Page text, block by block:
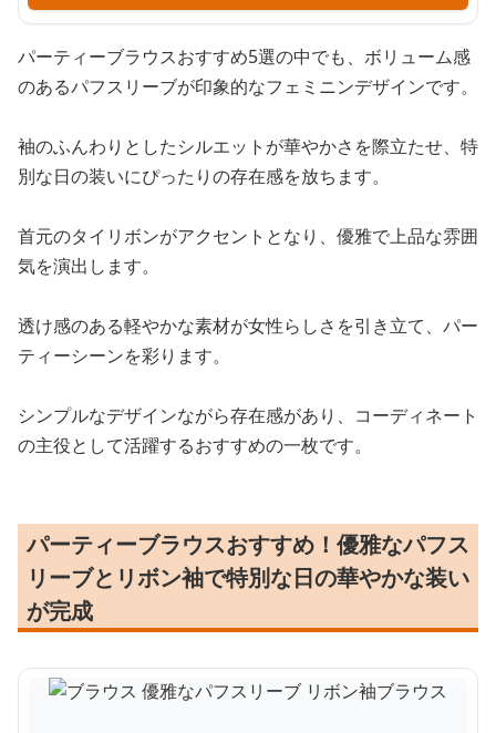
パーティーブラウスおすすめ5選の中でも、ボリューム感
のあるパフスリーブが印象的なフェミニンデザインです。
袖のふんわりとしたシルエットが華やかさを際立たせ、特
別な日の装いにぴったりの存在感を放ちます。
首元のタイリボンがアクセントとなり、優雅で上品な雰囲
気を演出します。
透け感のある軽やかな素材が女性らしさを引き立て、パー
ティーシーンを彩ります。
シンプルなデザインながら存在感があり、コーディネート
の主役として活躍するおすすめの一枚です。
パーティーブラウスおすすめ！優雅なパフス
リーブとリボン袖で特別な日の華やかな装い
が完成